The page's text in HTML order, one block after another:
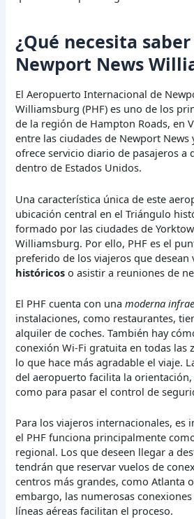
¿Qué necesita
Newport News
El Aeropuerto Internacional de
Williamsburg (PHF) es uno de los
de la región de Hampton Roads, en
entre las ciudades de Newport
ofrece servicio diario de pasajeros a
dentro de Estados Unidos.
Una característica única de este
ubicación central en el Triángulo
formado por las ciudades de
Williamsburg. Por ello, PHF es el
preferido de los viajeros que desean
históricos o asistir a reuniones de
El PHF cuenta con unamoderna
instalaciones, como restaurantes,
alquiler de coches. También hay
conexión Wi-Fi gratuita en todas las
lo que hace más agradable el viaje.
del aeropuerto facilita la
como para pasar el control de
Para los viajeros internacionales, es
el PHF funciona principalmente
regional. Los que deseen llegar a
tendrán que reservar vuelos de
centros más grandes, como Atlanta
embargo, las numerosas
líneas aéreas facilitan el proceso.